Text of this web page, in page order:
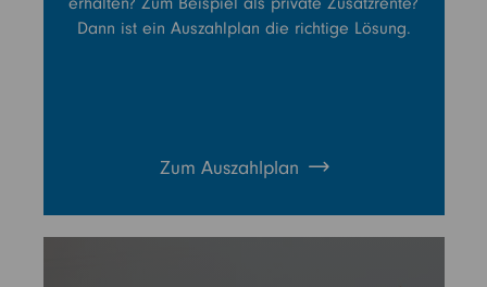
Dann ist ein Auszahlplan die richtige Lösung.
Zum Auszahlplan